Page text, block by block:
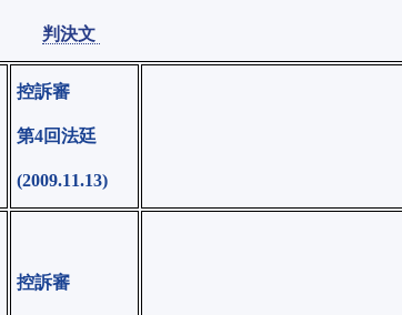
判決文
控訴審
第4回法廷
(2009.11.13)
控訴審